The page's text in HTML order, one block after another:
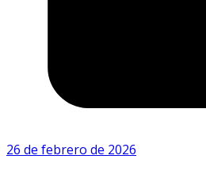
26 de febrero de 2026